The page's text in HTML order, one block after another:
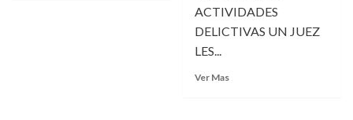
ACTIVIDADES
DELICTIVAS UN JUEZ
LES...
Ver Mas